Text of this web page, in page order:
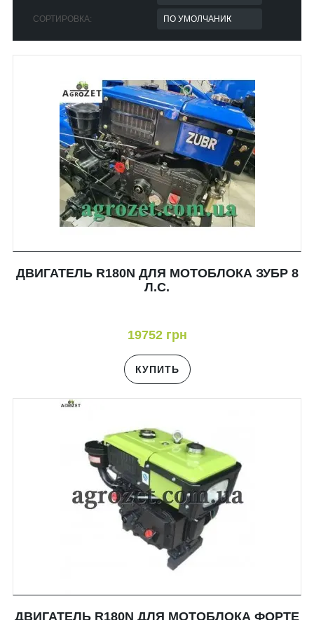
СОРТИРОВКА:
ДВИГАТЕЛЬ R180N ДЛЯ МОТОБЛОКА ЗУБР 8
Л.С.
19752 грн
КУПИТЬ
ДВИГАТЕЛЬ R180N ДЛЯ МОТОБЛОКА ФОРТЕ